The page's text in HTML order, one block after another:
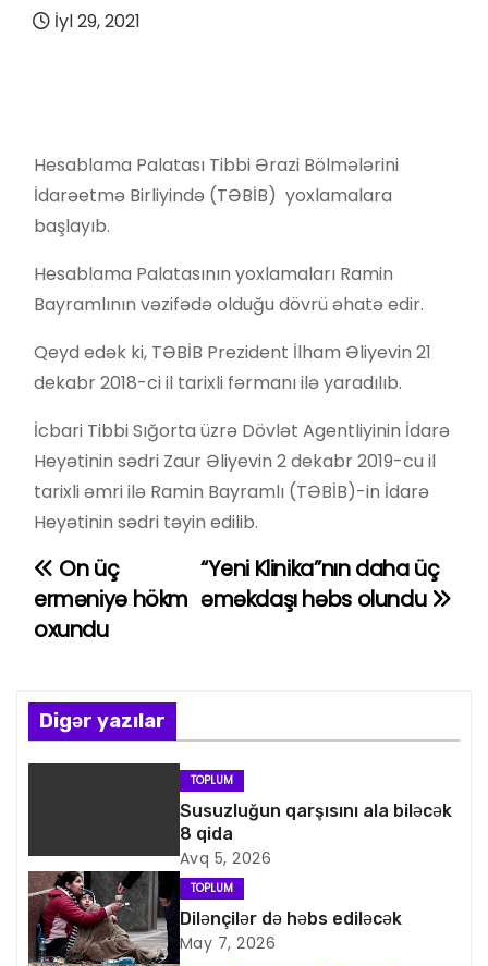
İyl 29, 2021
Hesablama Palatası Tibbi Ərazi Bölmələrini
İdarəetmə Birliyində (TƏBİB) yoxlamalara
başlayıb.
Hesablama Palatasının yoxlamaları Ramin
Bayramlının vəzifədə olduğu dövrü əhatə edir.
Qeyd edək ki, TƏBİB Prezident İlham Əliyevin 21
dekabr 2018-ci il tarixli fərmanı ilə yaradılıb.
İcbari Tibbi Sığorta üzrə Dövlət Agentliyinin İdarə
Heyətinin sədri Zaur Əliyevin 2 dekabr 2019-cu il
tarixli əmri ilə Ramin Bayramlı (TƏBİB)-in İdarə
Heyətinin sədri təyin edilib.
Y
a
ı
n
v
i
q
“Yeni Klinika”nın daha üç
əməkdaşı həbs olundu
On üç
erməniyə hökm
oxundu
Digər yazılar
TOPLUM
Susuzluğun qarşısını ala biləcək
8 qida
Avq 5, 2026
TOPLUM
Dilənçilər də həbs ediləcək
May 7, 2026